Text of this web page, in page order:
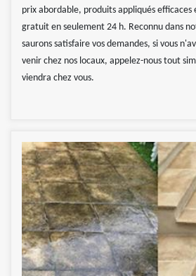
prix abordable, produits appliqués efficaces
gratuit en seulement 24 h. Reconnu dans
saurons satisfaire vos demandes, si vous
venir chez nos locaux, appelez-nous tout
viendra chez vous.